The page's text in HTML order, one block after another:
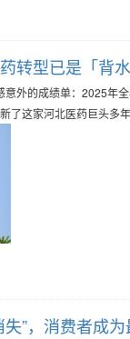
转型已是「背水
外的成绩单：2025年
了这家河北医药巨头多
”，消费者成为